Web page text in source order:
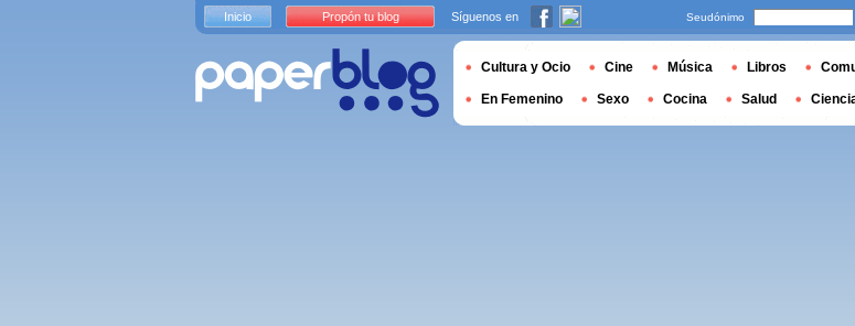
Inicio Propón tu blog Síguenos en Seudónimo
Cultura y Ocio Cine Música Libros
En Femenino Sexo Cocina Salud